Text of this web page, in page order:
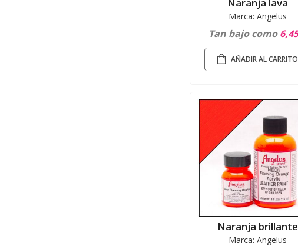
Marca: Angelus
Tan bajo como
AÑADIR AL CARRITO
Naranja brillante
Marca: Angelus